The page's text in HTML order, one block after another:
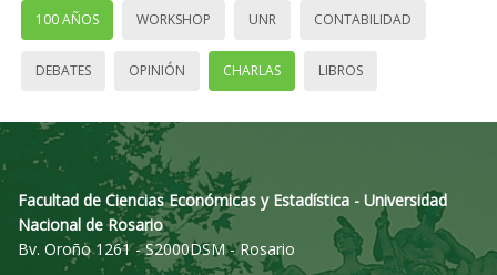
100 AÑOS WORKSHOP UNR CONTABILIDAD
DEBATES OPINIÓN CHARLAS LIBROS
Facultad de Ciencias Económicas y Estadística - Universidad
Nacional de Rosario
Bv. Oroño 1261 - S2000DSM - Rosario